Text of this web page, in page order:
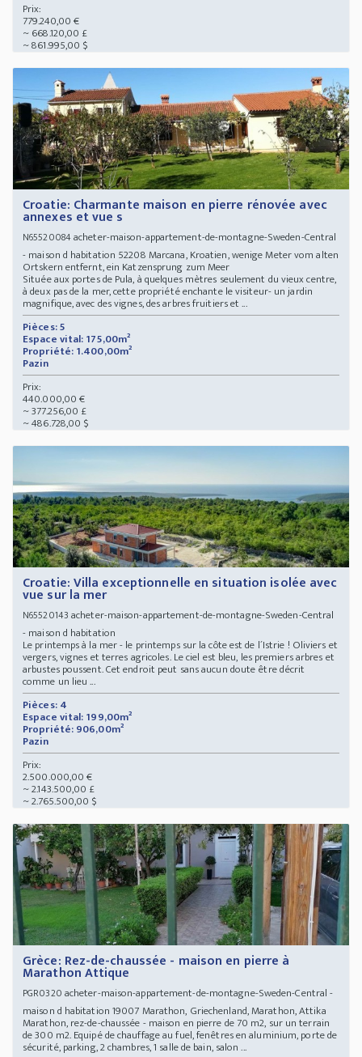
Prix:
779.240,00 €
~ 668.120,00 £
~ 861.995,00 $
Croatie: Charmante maison en pierre rénovée avec
annexes et vue s
N65520084acheter-maison-appartement-de-montagne-Sweden-Central
- maison d habitation 52208 Marcana, Kroatien, wenige Meter vom alten
Ortskern entfernt, ein Katzensprung zum Meer
Située aux portes de Pula, à quelques mètres seulement du vieux centre,
à deux pas de la mer, cette propriété enchante le visiteur- un jardin
magnifique, avec des vignes, des arbres fruitiers et ...
Pièces: 5
Espace vital: 175,00m²
Propriété: 1.400,00m²
Pazin
Prix:
440.000,00 €
~ 377.256,00 £
~ 486.728,00 $
Croatie: Villa exceptionnelle en situation isolée avec
vue sur la mer
N65520143 acheter-maison-appartement-de-montagne-Sweden-Central
- maison d habitation
Le printemps à la mer - le printemps sur la côte est de l´Istrie ! Oliviers et
vergers, vignes et terres agricoles. Le ciel est bleu, les premiers arbres et
arbustes poussent. Cet endroit peut sans aucun doute être décrit
comme un lieu ...
Pièces: 4
Espace vital: 199,00m²
Propriété: 906,00m²
Pazin
Prix:
2.500.000,00 €
~ 2.143.500,00 £
~ 2.765.500,00 $
Grèce: Rez-de-chaussée - maison en pierre à
Marathon Attique
PGR0320 acheter-maison-appartement-de-montagne-Sweden-Central -
maison d habitation 19007 Marathon, Griechenland, Marathon, Attika
Marathon, rez-de-chaussée - maison en pierre de 70 m2, sur un terrain
de 300 m2. Equipé de chauffage au fuel, fenêtres en aluminium, porte de
sécurité, parking, 2 chambres, 1 salle de bain, salon ...